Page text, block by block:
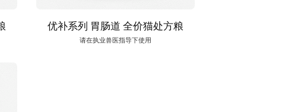
优补系列 胃肠道 全价猫处方粮
请在执业兽医指导下使用